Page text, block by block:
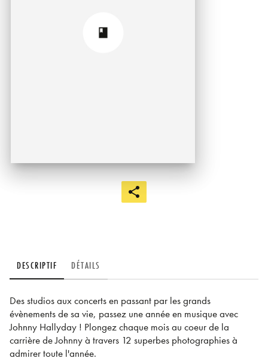
DESCRIPTIF DÉTAILS
Des studios aux concerts en passant par les grands
évènements de sa vie, passez une année en musique avec
Johnny Hallyday ! Plongez chaque mois au coeur de la
carrière de Johnny à travers 12 superbes photographies à
admirer toute l'année.